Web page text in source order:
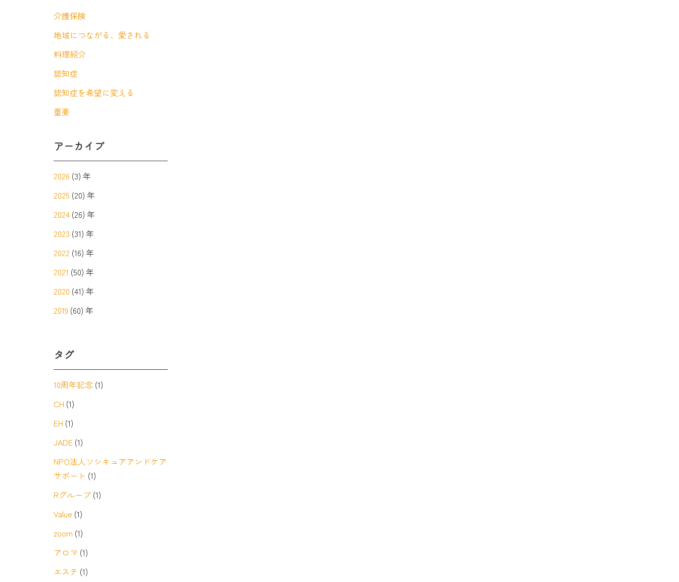
介護保険
地域につながる、愛される
料理紹介
認知症
認知症を希望に変える
重要
アーカイブ
2026 (3) 年
2025 (20) 年
2024(26) 年
2023 (31) 年
2022 (16) 年
2021 (50) 年
2020 (41) 年
2019 (60) 年
タグ
10周年記念(1)
CH (1)
EH (1)
JADE (1)
NPO法人ソシキュアアンドケア
サポート (1)
Rグループ(1)
Value (1)
zoom (1)
アロマ (1)
エステ (1)